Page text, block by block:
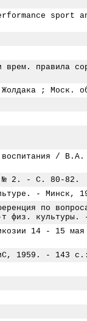
performance
врем.
;
/
№ 2. - С. 80-82.
- Минск,
по
т физ.
Никозии 14 -
1959. - 143